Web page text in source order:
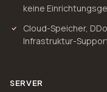
keine
Cloud-Speicher,
Infrastruktur-
SERVER